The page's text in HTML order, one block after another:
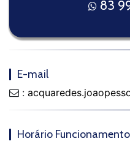
83
E-mail
:
Horário Funcionamento